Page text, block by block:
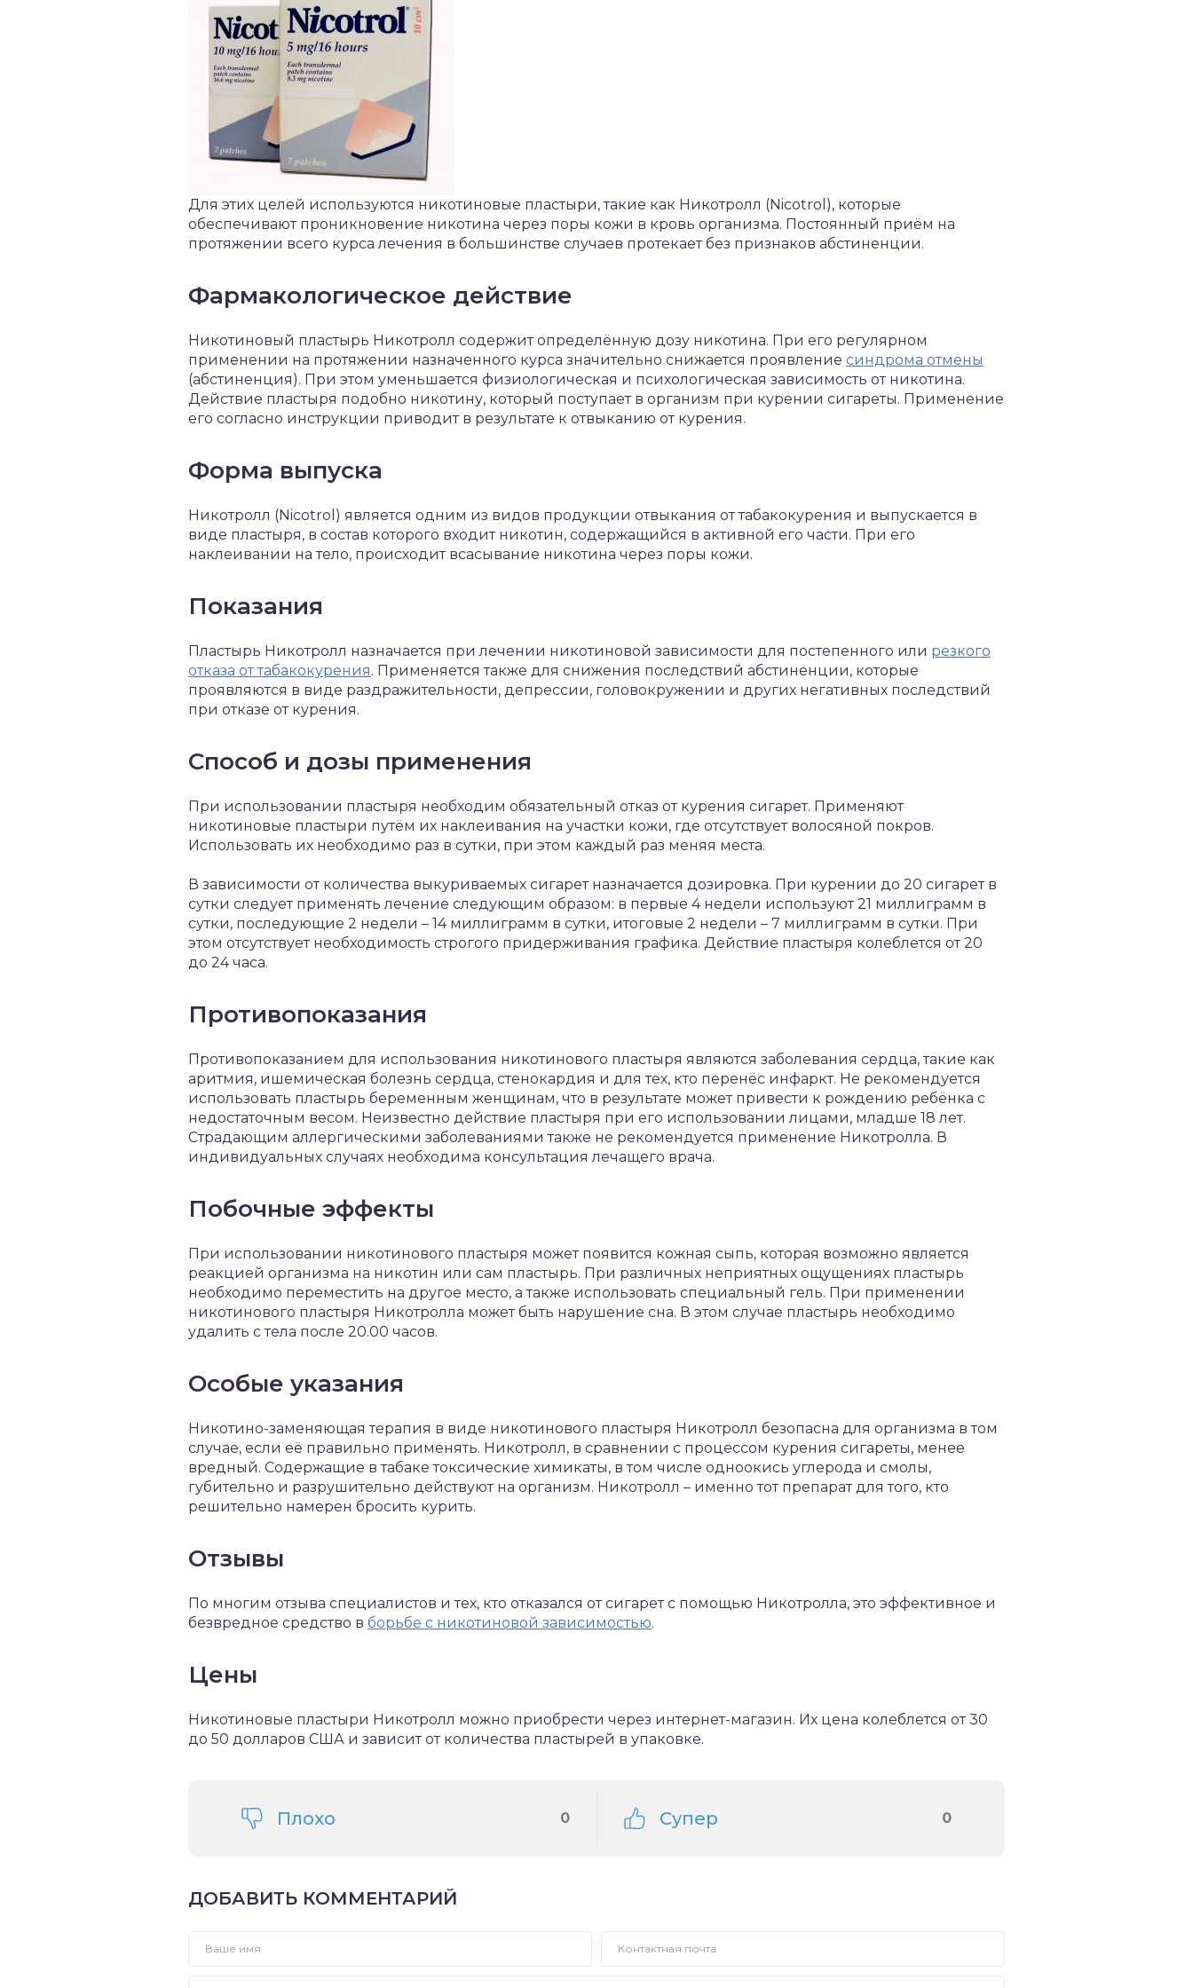
Для этих целей используются никотиновые пластыри, такие как Никотролл (Nicotrol), которые
обеспечивают проникновение никотина через поры кожи в кровь организма. Постоянный приём на
протяжении всего курса лечения в большинстве случаев протекает без признаков абстиненции.
Фармакологическое действие
Никотиновый пластырь Никотролл содержит определённую дозу никотина. При его регулярном
применении на протяжении назначенного курса значительно снижается проявление синдрома отмены
(абстиненция). При этом уменьшается физиологическая и психологическая зависимость от никотина.
Действие пластыря подобно никотину, который поступает в организм при курении сигареты. Применение
его согласно инструкции приводит в результате к отвыканию от курения.
Форма выпуска
Никотролл (Nicotrol) является одним из видов продукции отвыкания от табакокурения и выпускается в
виде пластыря, в состав которого входит никотин, содержащийся в активной его части. При его
наклеивании на тело, происходит всасывание никотина через поры кожи.
Показания
Пластырь Никотролл назначается при лечении никотиновой зависимости для постепенного или резкого
отказа от табакокурения. Применяется также для снижения последствий абстиненции, которые
проявляются в виде раздражительности, депрессии, головокружении и других негативных последствий
при отказе от курения.
Способ и дозы применения
При использовании пластыря необходим обязательный отказ от курения сигарет. Применяют
никотиновые пластыри путём их наклеивания на участки кожи, где отсутствует волосяной покров.
Использовать их необходимо раз в сутки, при этом каждый раз меняя места.
В зависимости от количества выкуриваемых сигарет назначается дозировка. При курении до 20 сигарет в
сутки следует применять лечение следующим образом: в первые 4 недели используют 21 миллиграмм в
сутки, последующие 2 недели – 14 миллиграмм в сутки, итоговые 2 недели – 7 миллиграмм в сутки. При
этом отсутствует необходимость строгого придерживания графика. Действие пластыря колеблется от 20
до 24 часа.
Противопоказания
Противопоказанием для использования никотинового пластыря являются заболевания сердца, такие как
аритмия, ишемическая болезнь сердца, стенокардия и для тех, кто перенёс инфаркт. Не рекомендуется
использовать пластырь беременным женщинам, что в результате может привести к рождению ребёнка с
недостаточным весом. Неизвестно действие пластыря при его использовании лицами, младше 18 лет.
Страдающим аллергическими заболеваниями также не рекомендуется применение Никотролла. В
индивидуальных случаях необходима консультация лечащего врача.
Побочные эффекты
При использовании никотинового пластыря может появится кожная сыпь, которая возможно является
реакцией организма на никотин или сам пластырь. При различных неприятных ощущениях пластырь
необходимо переместить на другое место, а также использовать специальный гель. При применении
никотинового пластыря Никотролла может быть нарушение сна. В этом случае пластырь необходимо
удалить с тела после 20.00 часов.
Особые указания
Никотино-заменяющая терапия в виде никотинового пластыря Никотролл безопасна для организма в том
случае, если её правильно применять. Никотролл, в сравнении с процессом курения сигареты, менее
вредный. Содержащие в табаке токсические химикаты, в том числе одноокись углерода и смолы,
губительно и разрушительно действуют на организм. Никотролл – именно тот препарат для того, кто
решительно намерен бросить курить.
Отзывы
По многим отзыва специалистов и тех, кто отказался от сигарет с помощью Никотролла, это эффективное и
безвредное средство в борьбе с никотиновой зависимостью.
Цены
Никотиновые пластыри Никотролл можно приобрести через интернет-магазин. Их цена колеблется от 30
до 50 долларов США и зависит от количества пластырей в упаковке.
Плохо 0 Супер 0
ДОБАВИТЬ КОММЕНТАРИЙ